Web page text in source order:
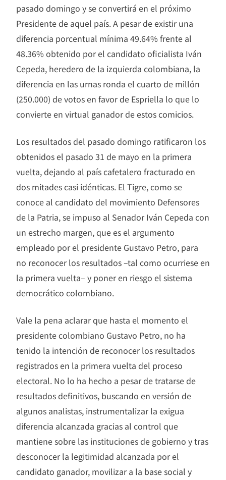
pasado domingo y se convertirá en el próximo
Presidente de aquel país. A pesar de existir una
diferencia porcentual mínima 49.64% frente al
48.36% obtenido por el candidato oficialista Iván
Cepeda, heredero de la izquierda colombiana, la
diferencia en las urnas ronda el cuarto de millón
(250.000) de votos en favor de Espriella lo que lo
convierte en virtual ganador de estos comicios.
Los resultados del pasado domingo ratificaron los
obtenidos el pasado 31 de mayo en la primera
vuelta, dejando al país cafetalero fracturado en
dos mitades casi idénticas. El Tigre, como se
conoce al candidato del movimiento Defensores
de la Patria, se impuso al Senador Iván Cepeda con
un estrecho margen, que es el argumento
empleado por el presidente Gustavo Petro, para
no reconocer los resultados –tal como ocurriese en
la primera vuelta– y poner en riesgo el sistema
democrático colombiano.
Vale la pena aclarar que hasta el momento el
presidente colombiano Gustavo Petro, no ha
tenido la intención de reconocer los resultados
registrados en la primera vuelta del proceso
electoral. No lo ha hecho a pesar de tratarse de
resultados definitivos, buscando en versión de
algunos analistas, instrumentalizar la exigua
diferencia alcanzada gracias al control que
mantiene sobre las instituciones de gobierno y tras
desconocer la legitimidad alcanzada por el
candidato ganador, movilizar a la base social y